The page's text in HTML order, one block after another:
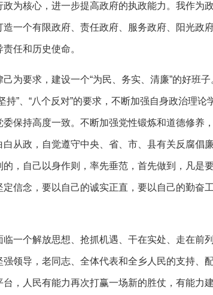
政为核心，进一步提高政府的执政能力。我作为
造一个有限政府、责任政府、服务政府、阳光政
任和历史使命。
己为要求，建设一个“为民、务实、清廉”的好班
持”、“八个反对”的要求，不断加强自身政治理
委保持高度一致。不断加强党性锻炼和道德修养
白从政，自觉遵守中央、省、市、县有关反腐倡
的，自己以身作则，率先垂范，首先做到，凡是
定信念，要以自己的诚实正直，要以自己的勤奋
临一个解放思想、抢抓机遇、干在实处、走在前
强领导，老同志、全体代表和全乡人民的支持、
台，人民有能力再次打赢一场新的胜仗，有能力